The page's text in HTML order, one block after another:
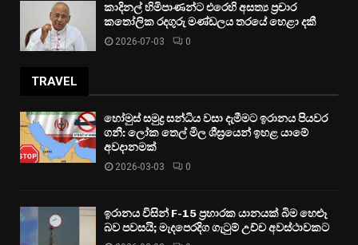
කාදිනල් හිමිපාණන්ට එරෙහි අසත්‍ය ප්‍රචාර
කතෝලික රදගුරු මණ්ඩලය තරයේ හෙළා දකී
2026-07-03 0
TRAVEL
හෝමුස් සමුද්‍ර සන්ධිය වසා දැමීමට ඉරානය පියවර
ගනී: ලෝක තෙල් මිල ශීඝ්‍රයෙන් ඉහළ යාමේ
අවදානමක්
2026-03-03 0
ඉරානය විසින් F-15 ප්‍රහාරක යානයක් බිම හෙළූ
බව පවසයි; මැදපෙරදිග ගැටුම් උච්ච අවස්ථාවකට